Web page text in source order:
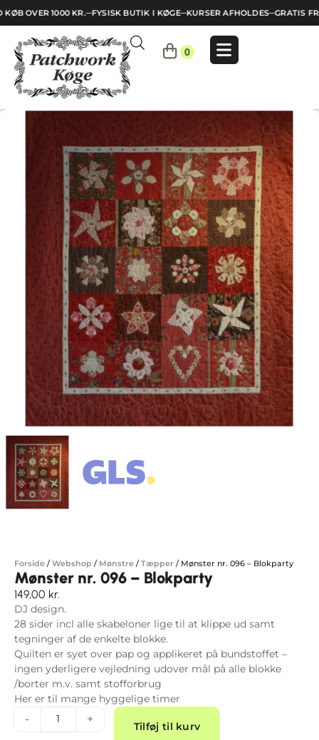
OVER 1000 KR.─FYSISK BUTIK I KØGE─KURSER AFHOLDES─GRATIS
0
Indkøbskurv
Din
kurv
Forside / Webshop / Mønstre / Tæpper / Mønster nr. 096 – Blokparty
Mønster nr. 096 – Blokparty
149,00 kr.
DJ design.
28 sider incl alle skabeloner lige til at klippe ud samt
tegninger af de enkelte blokke.
Quilten er syet over pap og applikeret på bundstoffet –
ingen yderligere vejledning udover mål på alle blokke
/borter m.v. samt stofforbrug
Her er til mange hyggelige timer
- +
Tilføj til kurv